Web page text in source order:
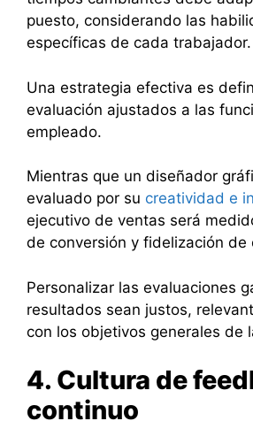
puesto, considerando las
específicas de cada trabajador.
Una estrategia efectiva es
evaluación ajustados a las
empleado.
Mientras que un diseñador
evaluado por su creatividad e
ejecutivo de ventas será
de conversión y fidelización de
Personalizar las evaluaciones
resultados sean justos,
con los objetivos generales de
4. Cultura de
continuo